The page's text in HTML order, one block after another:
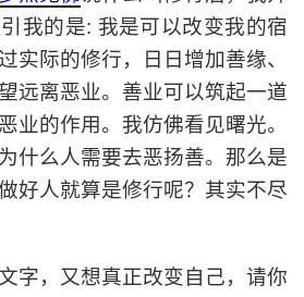
我的是: 我是可以改变我的宿
实际的修行，日日增加善缘、
远离恶业。善业可以筑起一道
业的作用。我仿佛看见曙光。
什么人需要去恶扬善。那么是
好人就算是修行呢？其实不尽
字，又想真正改变自己，请你